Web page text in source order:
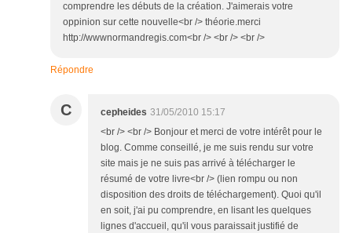
comprendre les débuts de la création. J'aimerais votre
oppinion sur cette nouvelle<br /> théorie.merci
http://wwwnormandregis.com<br /> <br /> <br />
Répondre
C cepheides 31/05/2010 15:17
<br /> <br /> Bonjour et merci de votre intérêt pour le
blog. Comme conseillé, je me suis rendu sur votre
site mais je ne suis pas arrivé à télécharger le
résumé de votre livre<br /> (lien rompu ou non
disposition des droits de téléchargement). Quoi qu'il
en soit, j'ai pu comprendre, en lisant les quelques
lignes d'accueil, qu'il vous paraissait justifié de